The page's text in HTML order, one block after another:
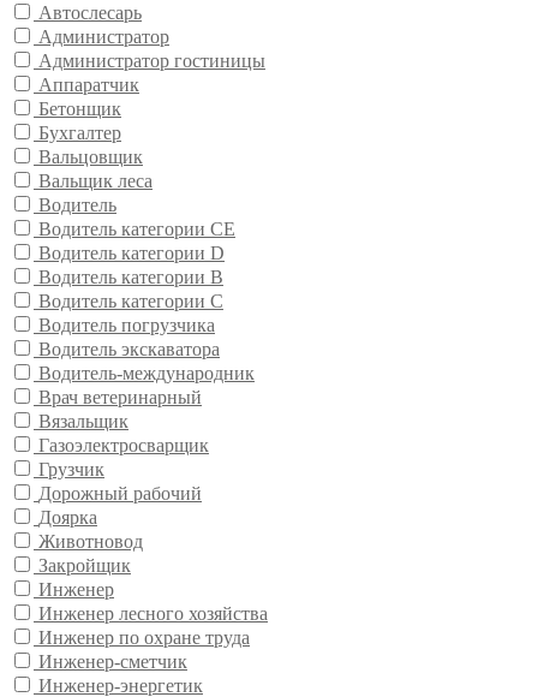
Автослесарь
Администратор
Администратор гостиницы
Аппаратчик
Бетонщик
Бухгалтер
Вальцовщик
Вальщик леса
Водитель
Водитель категории CE
Водитель категории D
Водитель категории В
Водитель категории С
Водитель погрузчика
Водитель экскаватора
Водитель-международник
Врач ветеринарный
Вязальщик
Газоэлектросварщик
Грузчик
Дорожный рабочий
Доярка
Животновод
Закройщик
Инженер
Инженер лесного хозяйства
Инженер по охране труда
Инженер-сметчик
Инженер-энергетик